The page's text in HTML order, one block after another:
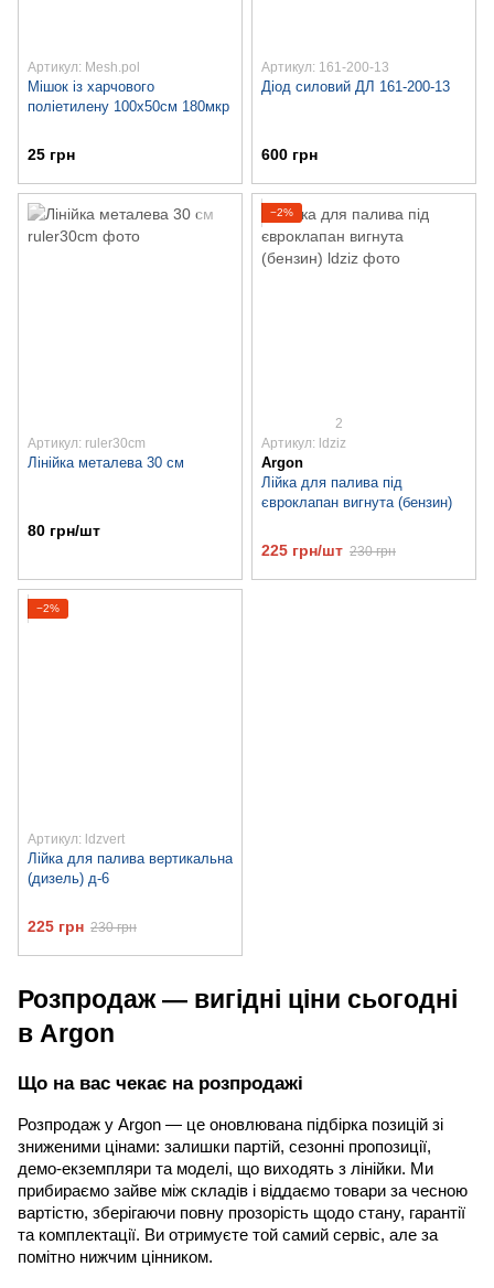
Артикул: Mesh.pol
Мішок із харчового
поліетилену 100х50см 180мкр
25 грн
Артикул: 161-200-13
Діод силовий ДЛ 161-200-13
600 грн
Артикул: ruler30cm
Лінійка металева 30 см
80 грн/шт
−2%
2
Артикул: ldziz
Argon
Лійка для палива під
євроклапан вигнута (бензин)
225 грн/шт 230 грн
−2%
Артикул: ldzvert
Лійка для палива вертикальна
(дизель) д-6
225 грн 230 грн
Розпродаж — вигідні ціни сьогодні
в Argon
Що на вас чекає на розпродажі
Розпродаж у Argon — це оновлювана підбірка позицій зі
зниженими цінами: залишки партій, сезонні пропозиції,
демо-екземпляри та моделі, що виходять з лінійки. Ми
прибираємо зайве між складів і віддаємо товари за чесною
вартістю, зберігаючи повну прозорість щодо стану, гарантії
та комплектації. Ви отримуєте той самий сервіс, але за
помітно нижчим цінником.